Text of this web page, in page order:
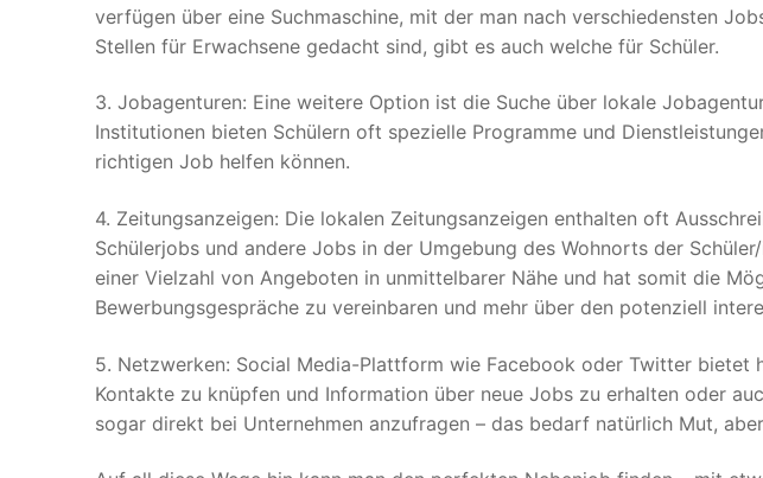
verfügen über eine Suchmaschine, mit der man nach verschiedensten
Stellen für Erwachsene gedacht sind, gibt es auch welche für Schüler.
3. Jobagenturen: Eine weitere Option ist die Suche über lokale
Institutionen bieten Schülern oft spezielle Programme und
richtigen Job helfen können.
4. Zeitungsanzeigen: Die lokalen Zeitungsanzeigen enthalten oft
Schülerjobs und andere Jobs in der Umgebung des Wohnorts der
einer Vielzahl von Angeboten in unmittelbarer Nähe und hat somit die
Bewerbungsgespräche zu vereinbaren und mehr über den potenziell
5. Netzwerken: Social Media-Plattform wie Facebook oder Twitter bietet
Kontakte zu knüpfen und Information über neue Jobs zu erhalten oder
sogar direkt bei Unternehmen anzufragen – das bedarf natürlich Mut,